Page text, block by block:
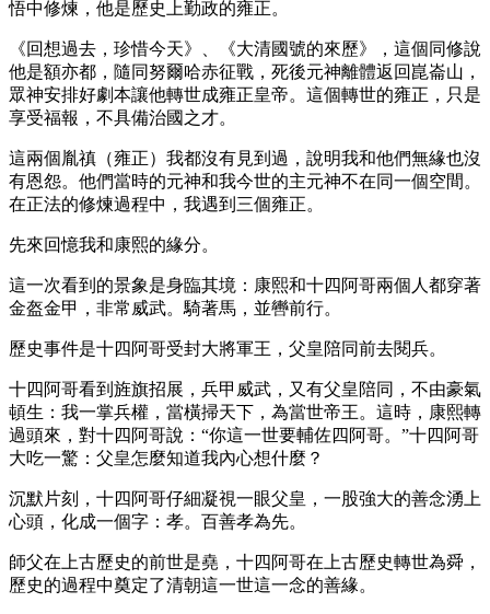
悟中修煉，他是歷史上勤政的雍正。
《回想過去，珍惜今天》、《大清國號的來歷》，這個同修說
他是額亦都，隨同努爾哈赤征戰，死後元神離體返回崑崙山，
眾神安排好劇本讓他轉世成雍正皇帝。這個轉世的雍正，只是
享受福報，不具備治國之才。
這兩個胤禛（雍正）我都沒有見到過，說明我和他們無緣也沒
有恩怨。他們當時的元神和我今世的主元神不在同一個空間。
在正法的修煉過程中，我遇到三個雍正。
先來回憶我和康熙的緣分。
這一次看到的景象是身臨其境：康熙和十四阿哥兩個人都穿著
金盔金甲，非常威武。騎著馬，並轡前行。
歷史事件是十四阿哥受封大將軍王，父皇陪同前去閱兵。
十四阿哥看到旌旗招展，兵甲威武，又有父皇陪同，不由豪氣
頓生：我一掌兵權，當橫掃天下，為當世帝王。這時，康熙轉
過頭來，對十四阿哥說：“你這一世要輔佐四阿哥。”十四阿哥
大吃一驚：父皇怎麼知道我內心想什麼？
沉默片刻，十四阿哥仔細凝視一眼父皇，一股強大的善念湧上
心頭，化成一個字：孝。百善孝為先。
師父在上古歷史的前世是堯，十四阿哥在上古歷史轉世為舜，
歷史的過程中奠定了清朝這一世這一念的善緣。